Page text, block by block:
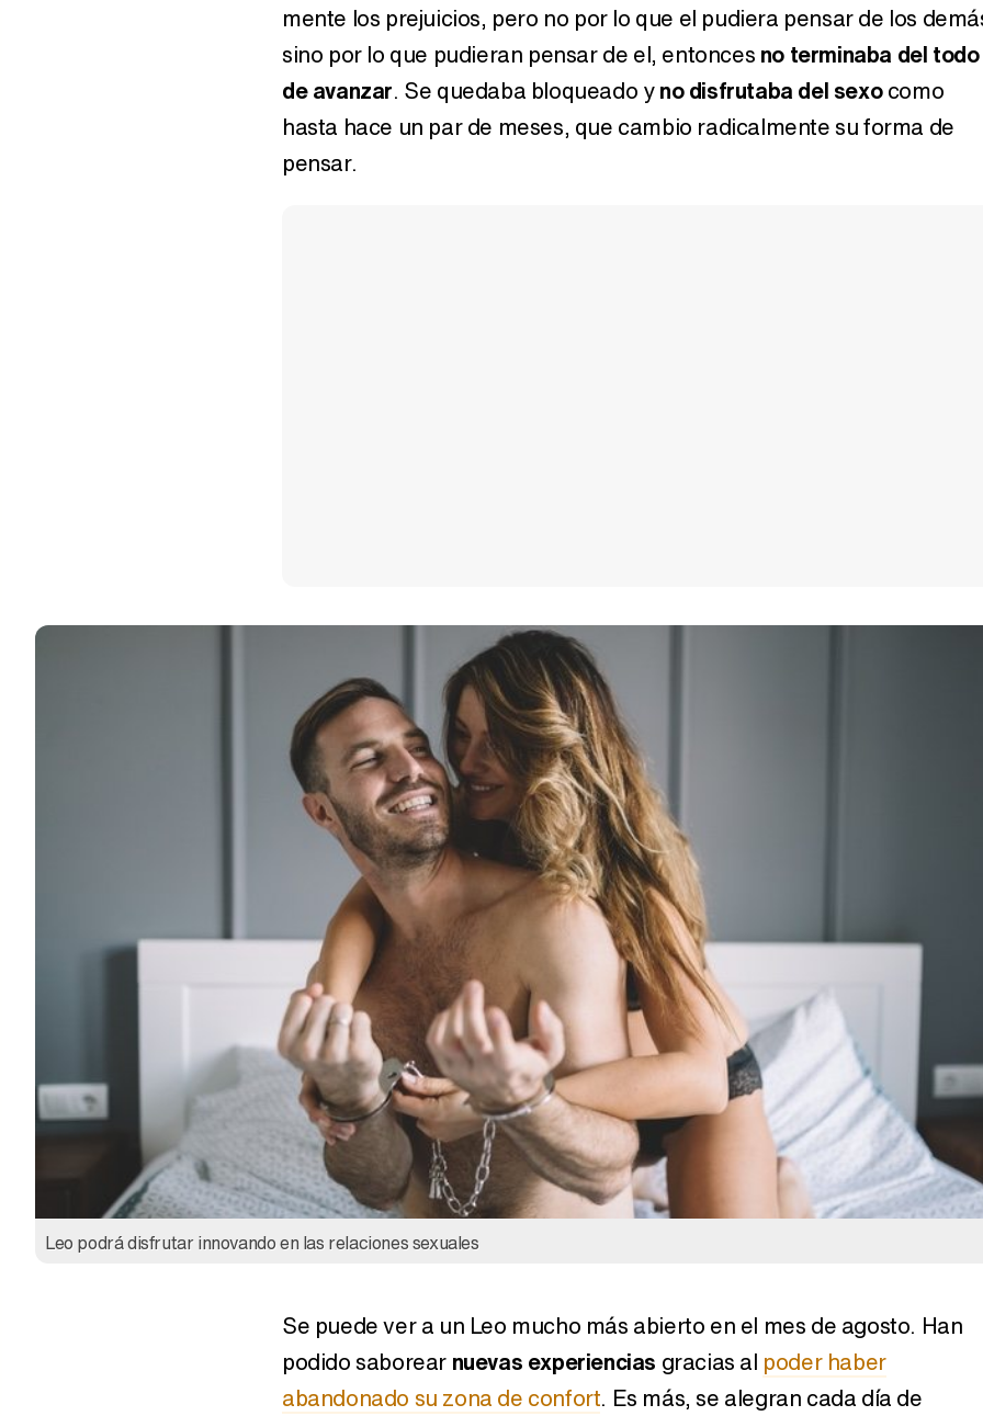
mente los prejuicios, pero no por lo que el pudiera pensar de los
sino por lo que pudieran pensar de el, entonces no terminaba del todo
de avanzar. Se quedaba bloqueado yno disfrutaba del sexocomo
hasta hace un par de meses, que cambio radicalmente su forma de
pensar.
Leo podrá disfrutar innovando en las relaciones sexuales
Se puede ver a un Leo mucho más abierto en el mes de agosto. Han
podido saborear nuevas experiencias gracias al poder haber
abandonado su zona de confort. Es más, se alegran cada día de
Horóscopo abril 2019: Leo Horóscopo mayo 2019: Leo